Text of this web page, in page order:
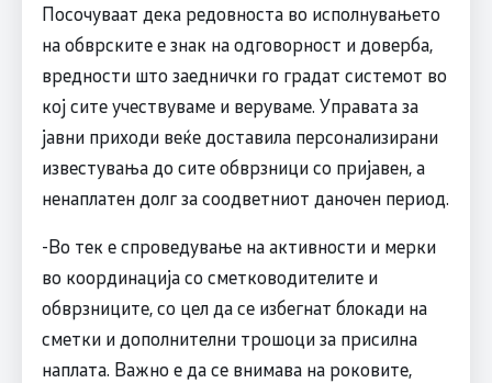
Посочуваат дека редовноста во исполнувањето
на обврските е знак на одговорност и доверба,
вредности што заеднички го градат системот во
кој сите учествуваме и веруваме. Управата за
јавни приходи веќе доставила персонализирани
известувања до сите обврзници со пријавен, а
ненаплатен долг за соодветниот даночен период.
-Во тек е спроведување на активности и мерки
во координација со сметководителите и
обврзниците, со цел да се избегнат блокади на
сметки и дополнителни трошоци за присилна
наплата. Важно е да се внимава на роковите,